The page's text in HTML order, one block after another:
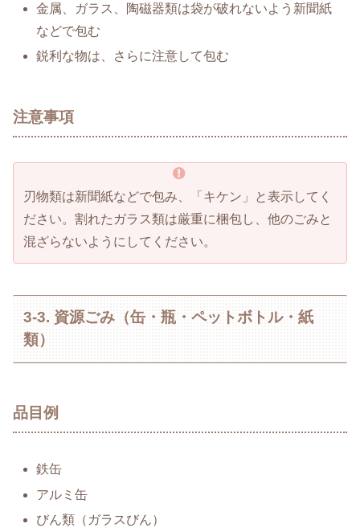
金属、ガラス、陶磁器類は袋が破れないよう新聞紙
などで包む
鋭利な物は、さらに注意して包む
注意事項
刃物類は新聞紙などで包み、「キケン」と表示してく
ださい。割れたガラス類は厳重に梱包し、他のごみと
混ざらないようにしてください。
3-3. 資源ごみ（缶・瓶・ペットボトル・紙
類）
品目例
鉄缶
アルミ缶
びん類（ガラスびん）